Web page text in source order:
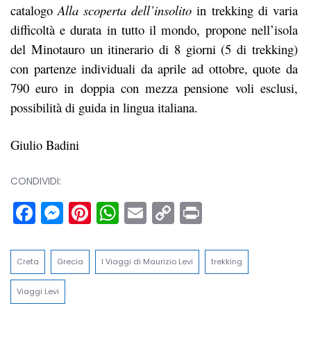
catalogoAlla scoperta dell’insolitoin trekking di varia
difficoltà e durata in tutto il mondo, propone nell’isola
del Minotauro un itinerario di 8 giorni (5 di trekking)
con partenze individuali da aprile ad ottobre, quote da
790 euro in doppia con mezza pensione voli esclusi,
possibilità di guida in lingua italiana.
Giulio Badini
CONDIVIDI:
Facebook
Messenger
Pinterest
WhatsApp
Email
Copy
Creta Grecia I Viaggi di Maurizio Levi trekking
Viaggi Levi